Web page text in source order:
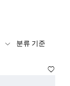
분류 기준